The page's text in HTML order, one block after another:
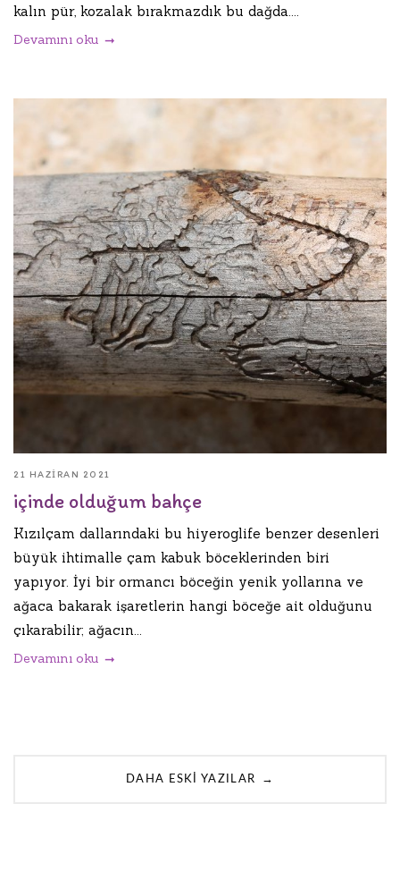
kalın pür, kozalak bırakmazdık bu dağda....
Devamını oku
21 HAZIRAN 2021
içinde olduğum bahçe
Kızılçam dallarındaki bu hiyeroglife benzer desenleri
büyük ihtimalle çam kabuk böceklerinden biri
yapıyor. İyi bir ormancı böceğin yenik yollarına ve
ağaca bakarak işaretlerin hangi böceğe ait olduğunu
çıkarabilir; ağacın...
Devamını oku
DAHA ESKI YAZILAR →